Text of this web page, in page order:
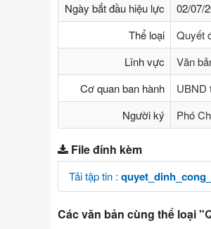
Ngày bắt đầu hiệu lực
02/07/
Thể loại
Quyết
Lĩnh vực
Văn
Cơ quan ban hành
UBND
Người ký
Phó
File đính kèm
Tải tập tin :
Các văn bản cùng thể loại